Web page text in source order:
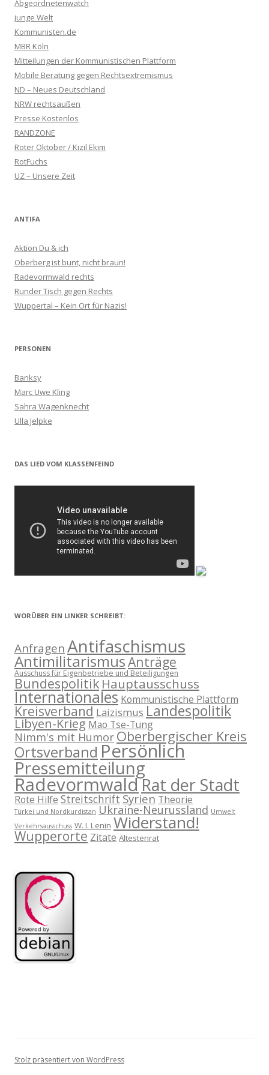
Abgeordnetenwatch
junge Welt
Kommunisten.de
MBR Köln
Mitteilungen der Kommunistischen Plattform
Mobile Beratung gegen Rechtsextremismus
ND – Neues Deutschland
NRW rechtsaußen
Presse Kostenlos
RANDZONE
Roter Oktober / Kızıl Ekim
RotFuchs
UZ – Unsere Zeit
ANTIFA
Aktion Du & ich
Oberberg ist bunt, nicht braun!
Radevormwald rechts
Runder Tisch gegen Rechts
Wuppertal – Kein Ort für Nazis!
PERSONEN
Banksy
Marc Uwe Kling
Sahra Wagenknecht
Ulla Jelpke
DAS LIED VOM KLASSENFEIND
WORÜBER EIN LINKER SCHREIBT:
AnfragenAntifaschismus
AntimilitarismusAnträge
Ausschuss für Eigenbetriebe und Beteiligungen
Bundespolitik Hauptausschuss
Internationales Kommunistische Plattform
Kreisverband Laizismus Landespolitik
Libyen-Krieg Mao Tse-Tung
Nimm's mit Humor Oberbergischer Kreis
OrtsverbandPersönlich
Pressemitteilung
RadevormwaldRat der Stadt
Rote Hilfe Streitschrift Syrien Theorie
Türkei und Nordkurdistan Ukraine-Neurussland Umwelt
Verkehrsausschuss W. I. Lenin Widerstand!
Wupperorte Zitate Ältestenrat
Stolz präsentiert von WordPress